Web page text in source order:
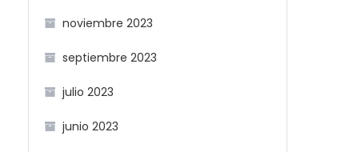
noviembre 2023
septiembre 2023
julio 2023
junio 2023